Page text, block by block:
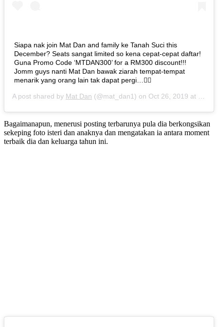
Siapa nak join Mat Dan and family ke Tanah Suci this
December? Seats sangat limited so kena cepat-cepat daftar!
Guna Promo Code ‘MTDAN300’ for a RM300 discount!!!
Jomm guys nanti Mat Dan bawak ziarah tempat-tempat
menarik yang orang lain tak dapat pergi…👌🏻
A post shared by Mat Dan (@mat_dan1) on Oct 26, 2019 at 7:51am PDT
Bagaimanapun, menerusi posting terbarunya pula dia berkongsikan
sekeping foto isteri dan anaknya dan mengatakan ia antara moment
terbaik dia dan keluarga tahun ini.